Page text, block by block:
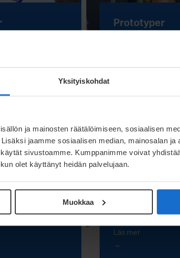
Yksityiskohdat
ja mainosten räätälöimiseen, sosiaalisen
jaamme sosiaalisen median, mainosalan ja
sivustoamme. Kumppanimme voivat
olet käyttänyt heidän palvelujaan.
Muokkaa
Prototyper
Vertygdesign
Läs mer